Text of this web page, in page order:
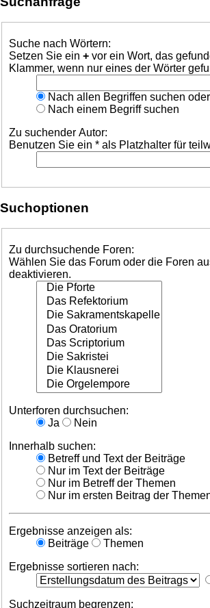
Suche nach Wörtern:
Setzen Sie ein + vor ein Wort, das
Klammer, wenn nur eines der Wörter
Nach allen Begriffen suchen
Nach einem Begriff suchen
Zu suchender Autor:
Benutzen Sie ein * als Platzhalter für
Suchoptionen
Zu durchsuchende Foren:
Wählen Sie das Forum oder die Foren
deaktivieren.
Unterforen durchsuchen:
Ja
Nein
Innerhalb suchen:
Betreff und Text der Beiträge
Nur im Text der Beiträge
Nur im Betreff der Themen
Nur im ersten Beitrag der
Ergebnisse anzeigen als:
Beiträge
Themen
Ergebnisse sortieren nach:
Suchzeitraum begrenzen: